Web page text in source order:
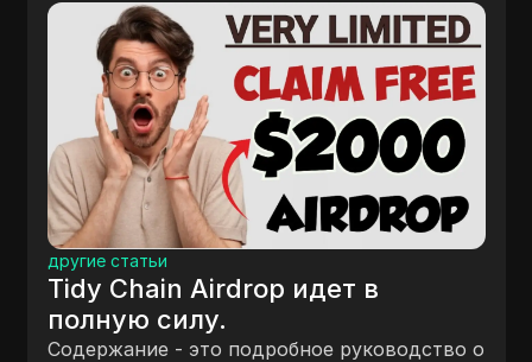
другие статьи
Tidy Chain Airdrop идет в
полную силу.
Содержание - это подробное руководство о